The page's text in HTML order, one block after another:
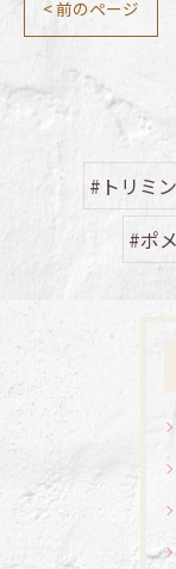
< 前のページ
#トリミ
#ポ